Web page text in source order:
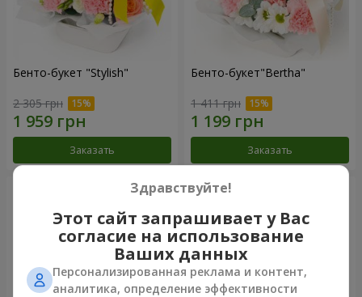
Бенто-букет "Stylish"
2 305 грн
Заказать
Бенто-букет"Bertha"
1 411 грн
Заказать
Здравствуйте!
Этот сайт запрашивает у Вас
согласие на использование
Ваших данных
Персонализированная реклама и контент,
аналитика, определение эффективности